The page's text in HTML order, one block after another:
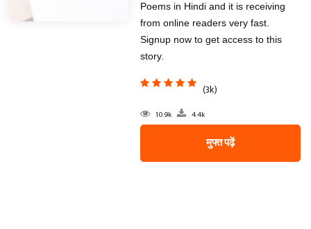
Poems in Hindi and it is receiving
from online readers very fast.
Signup now to get access to this
story.
(3k)
10.9k 4.4k
मुफ्त पढ़ें